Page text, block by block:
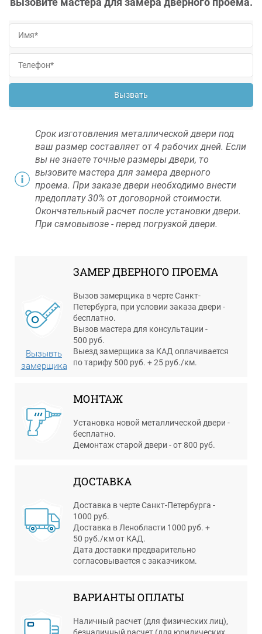
Вызвать
Срок изготовления металлической двери под
ваш размер составляет от 4 рабочих дней. Если
вы не знаете точные размеры двери, то
вызовите мастера для замера дверного
проема. При заказе двери необходимо внести
предоплату 30% от договорной стоимости.
Окончательный расчет после установки двери.
При самовывозе - перед погрузкой двери.
Вызывть
замерщика
ЗАМЕР ДВЕРНОГО ПРОЕМА
Вызов замерщика в черте Санкт-
Петербурга, при условии заказа двери -
бесплатно.
Вызов мастера для консультации -
500 руб.
Выезд замерщика за КАД оплачивается
по тарифу 500 руб. + 25 руб./км.
МОНТАЖ
Установка новой металлической двери -
бесплатно.
Демонтаж старой двери - от 800 руб.
ДОСТАВКА
Доставка в черте Санкт-Петербурга -
1000 руб.
Доставка в Ленобласти 1000 руб. +
50 руб./км от КАД.
Дата доставки предварительно
согласовывается с заказчиком.
ВАРИАНТЫ ОПЛАТЫ
Наличный расчет (для физических лиц),